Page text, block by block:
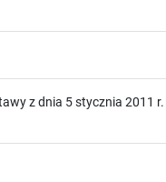
z dnia 5 stycznia 2011